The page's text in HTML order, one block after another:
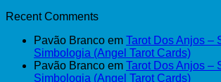
Cartas
Arcanos
Maiores
do
Visions
Tarot:
O
Recent Comments
Pavão Branco em Tarot Dos Anjos –
Simbologia (Angel Tarot Cards)
Pavão Branco em Tarot Dos Anjos –
Simbologia (Angel Tarot Cards)